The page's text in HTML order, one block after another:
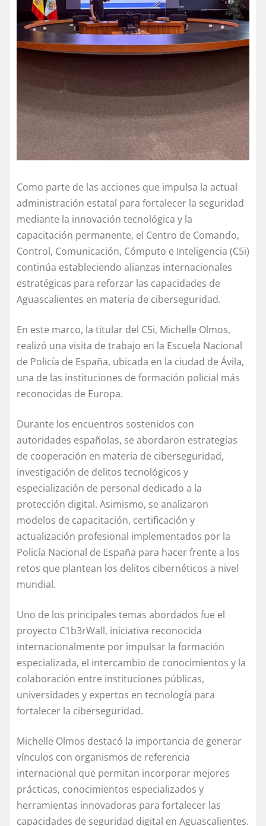
Como parte de las acciones que impulsa la actual
administración estatal para fortalecer la seguridad
mediante la innovación tecnológica y la
capacitación permanente, el Centro de Comando,
Control, Comunicación, Cómputo e Inteligencia (C5i)
continúa estableciendo alianzas internacionales
estratégicas para reforzar las capacidades de
Aguascalientes en materia de ciberseguridad.
En este marco, la titular del C5i, Michelle Olmos,
realizó una visita de trabajo en la Escuela Nacional
de Policía de España, ubicada en la ciudad de Ávila,
una de las instituciones de formación policial más
reconocidas de Europa.
Durante los encuentros sostenidos con
autoridades españolas, se abordaron estrategias
de cooperación en materia de ciberseguridad,
investigación de delitos tecnológicos y
especialización de personal dedicado a la
protección digital. Asimismo, se analizaron
modelos de capacitación, certificación y
actualización profesional implementados por la
Policía Nacional de España para hacer frente a los
retos que plantean los delitos cibernéticos a nivel
mundial.
Uno de los principales temas abordados fue el
proyecto C1b3rWall, iniciativa reconocida
internacionalmente por impulsar la formación
especializada, el intercambio de conocimientos y la
colaboración entre instituciones públicas,
universidades y expertos en tecnología para
fortalecer la ciberseguridad.
Michelle Olmos destacó la importancia de generar
vínculos con organismos de referencia
internacional que permitan incorporar mejores
prácticas, conocimientos especializados y
herramientas innovadoras para fortalecer las
capacidades de seguridad digital en Aguascalientes.